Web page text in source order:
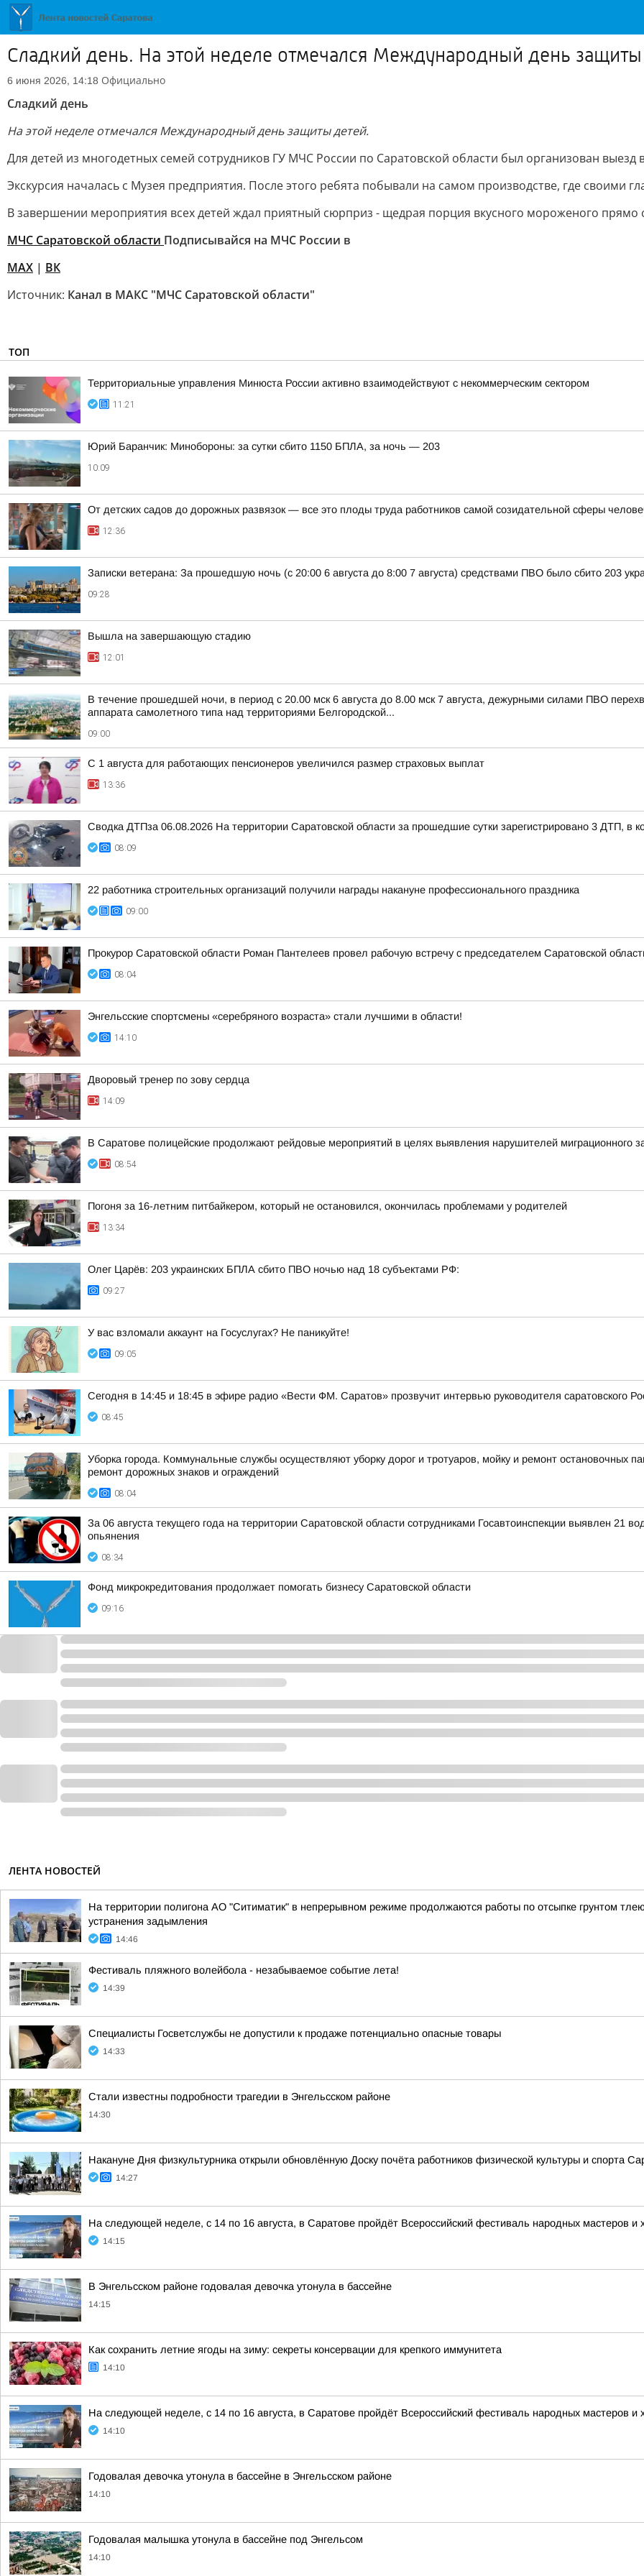
Сладкий день. На этой неделе отмечался Международный день защиты
6 июня 2026, 14:18 Официально
Сладкий день
На этой неделе отмечался Международный день защиты детей.
Для детей из многодетных семей сотрудников ГУ МЧС России по Саратовской области был организован выезд
Экскурсия началась с Музея предприятия. После этого ребята побывали на самом производстве, где своими
В завершении мероприятия всех детей ждал приятный сюрприз - щедрая порция вкусного мороженого прямо
МЧС Саратовской области Подписывайся на МЧС России в
МАХ | ВК
Источник: Канал в МАКС "МЧС Саратовской области"
ТОП
Территориальные управления Минюста России активно взаимодействуют с некоммерческим сектором
11:21
Юрий Баранчик: Минобороны: за сутки сбито 1150 БПЛА, за ночь — 203
10:09
От детских садов до дорожных развязок — все это плоды труда работников самой созидательной сферы
12:36
Записки ветерана: За прошедшую ночь (с 20:00 6 августа до 8:00 7 августа) средствами ПВО было сбито 203
09:28
Вышла на завершающую стадию
12:01
В течение прошедшей ночи, в период с 20.00 мск 6 августа до 8.00 мск 7 августа, дежурными силами ПВО
аппарата самолетного типа над территориями Белгородской...
09:00
С 1 августа для работающих пенсионеров увеличился размер страховых выплат
13:36
Сводка ДТПза 06.08.2026 На территории Саратовской области за прошедшие сутки зарегистрировано 3 ДТП, в
08:09
22 работника строительных организаций получили награды накануне профессионального праздника
09:00
Прокурор Саратовской области Роман Пантелеев провел рабочую встречу с председателем Саратовской
08:04
Энгельсские спортсмены «серебряного возраста» стали лучшими в области!
14:10
Дворовый тренер по зову сердца
14:09
В Саратове полицейские продолжают рейдовые мероприятий в целях выявления нарушителей миграционного
08:54
Погоня за 16-летним питбайкером, который не остановился, окончилась проблемами у родителей
13:34
Олег Царёв: 203 украинских БПЛА сбито ПВО ночью над 18 субъектами РФ:
09:27
У вас взломали аккаунт на Госуслугах? Не паникуйте!
09:05
Сегодня в 14:45 и 18:45 в эфире радио «Вести ФМ. Саратов» прозвучит интервью руководителя саратовского
08:45
Уборка города. Коммунальные службы осуществляют уборку дорог и тротуаров, мойку и ремонт остановочных
ремонт дорожных знаков и ограждений
08:04
За 06 августа текущего года на территории Саратовской области сотрудниками Госавтоинспекции выявлен 21
опьянения
08:34
Фонд микрокредитования продолжает помогать бизнесу Саратовской области
09:16
ЛЕНТА НОВОСТЕЙ
На территории полигона АО "Ситиматик" в непрерывном режиме продолжаются работы по отсыпке грунтом
устранения задымления
14:46
Фестиваль пляжного волейбола - незабываемое событие лета!
14:39
Специалисты Госветслужбы не допустили к продаже потенциально опасные товары
14:33
Стали известны подробности трагедии в Энгельсском районе
14:30
Накануне Дня физкультурника открыли обновлённую Доску почёта работников физической культуры и спорта
14:27
На следующей неделе, с 14 по 16 августа, в Саратове пройдёт Всероссийский фестиваль народных мастеров и
14:15
В Энгельсском районе годовалая девочка утонула в бассейне
14:15
Как сохранить летние ягоды на зиму: секреты консервации для крепкого иммунитета
14:10
На следующей неделе, с 14 по 16 августа, в Саратове пройдёт Всероссийский фестиваль народных мастеров и
14:10
Годовалая девочка утонула в бассейне в Энгельсском районе
14:10
Годовалая малышка утонула в бассейне под Энгельсом
14:10